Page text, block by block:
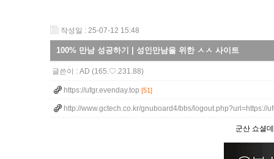
작성일 : 25-07-12 15:48
100% 만남 성공하기 | 성인만남을 위한 ㅅㅅ 사이트
글쓴이 : AD (165.♡.231.88)
https://ufgr.evenday.top [51]
http://www.gctech.co.kr/gnuboard4/bbs/logout.php?url=https://
군산 쇼­셜­